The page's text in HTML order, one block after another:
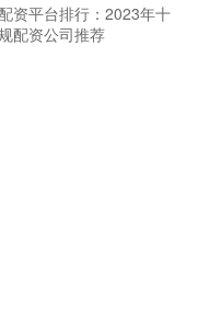
资平台排行：2023年十
配资公司推荐